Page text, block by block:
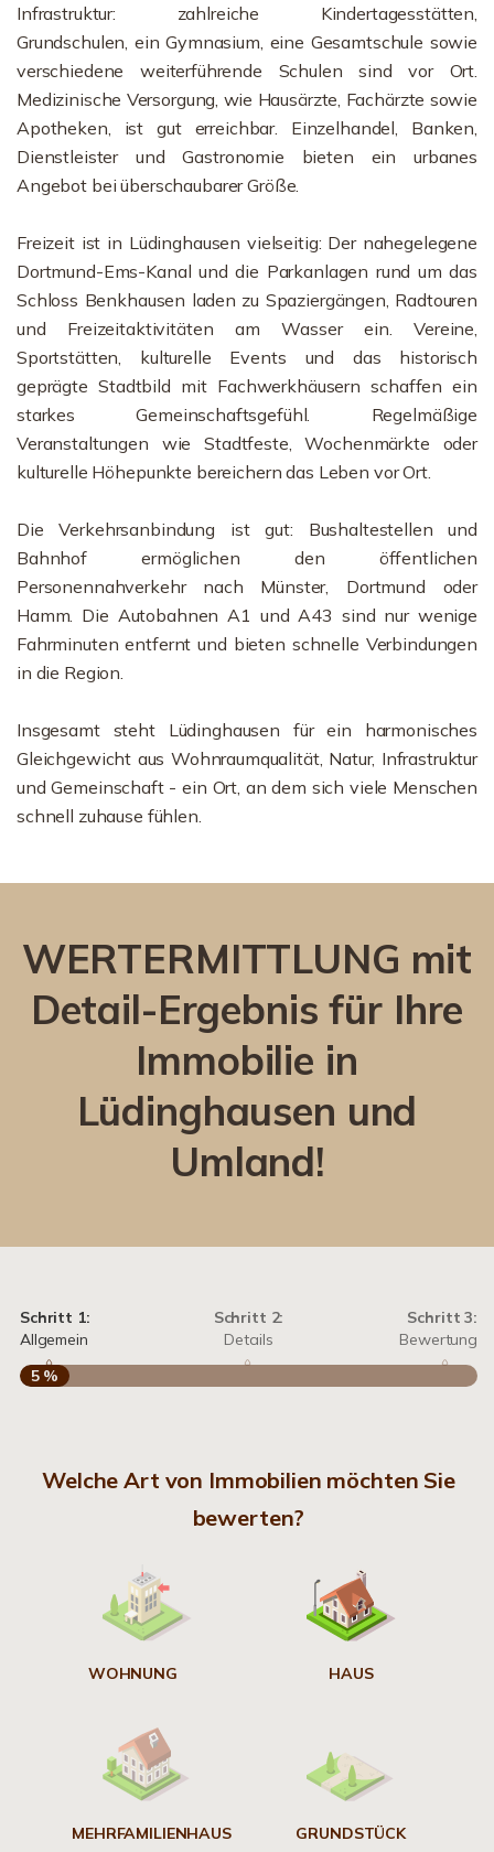
Infrastruktur: zahlreiche Kindertagesstätten,
Grundschulen, ein Gymnasium, eine Gesamtschule sowie
verschiedene weiterführende Schulen sind vor Ort.
Medizinische Versorgung, wie Hausärzte, Fachärzte sowie
Apotheken, ist gut erreichbar. Einzelhandel, Banken,
Dienstleister und Gastronomie bieten ein urbanes
Angebot bei überschaubarer Größe.
Freizeit ist in Lüdinghausen vielseitig: Der nahegelegene
Dortmund-Ems-Kanal und die Parkanlagen rund um das
Schloss Benkhausen laden zu Spaziergängen, Radtouren
und Freizeitaktivitäten am Wasser ein. Vereine,
Sportstätten, kulturelle Events und das historisch
geprägte Stadtbild mit Fachwerkhäusern schaffen ein
starkes Gemeinschaftsgefühl. Regelmäßige
Veranstaltungen wie Stadtfeste, Wochenmärkte oder
kulturelle Höhepunkte bereichern das Leben vor Ort.
Die Verkehrsanbindung ist gut: Bushaltestellen und
Bahnhof ermöglichen den öffentlichen
Personennahverkehr nach Münster, Dortmund oder
Hamm. Die Autobahnen A1 und A43 sind nur wenige
Fahrminuten entfernt und bieten schnelle Verbindungen
in die Region.
Insgesamt steht Lüdinghausen für ein harmonisches
Gleichgewicht aus Wohnraumqualität, Natur, Infrastruktur
und Gemeinschaft - ein Ort, an dem sich viele Menschen
schnell zuhause fühlen.
WERTERMITTLUNG mit
Detail-Ergebnis für Ihre
Immobilie in
Lüdinghausen und
Umland!
Schritt 1:
Allgemein
Schritt 2:
Details
Schritt 3:
Bewertung
5 %
Welche Art von Immobilien möchten Sie
bewerten?
WOHNUNG HAUS
MEHRFAMILIENHAUS GRUNDSTÜCK